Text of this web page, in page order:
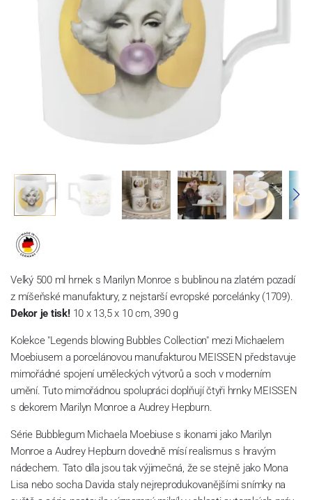
Velký 500 ml hrnek s Marilyn Monroe s bublinou na zlatém pozadí
z míšeňské manufaktury, z nejstarší evropské porcelánky (1709).
Dekor je tisk!10 x 13,5 x 10 cm, 390 g
Kolekce "Legends blowing Bubbles Collection" mezi Michaelem
Moebiusem a porcelánovou manufakturou MEISSEN představuje
mimořádné spojení uměleckých výtvorů a soch v moderním
umění. Tuto mimořádnou spolupráci doplňují čtyři hrnky MEISSEN
s dekorem Marilyn Monroe a Audrey Hepburn.
Série Bubblegum Michaela Moebiuse s ikonami jako Marilyn
Monroe a Audrey Hepburn dovedně mísí realismus s hravým
nádechem. Tato díla jsou tak výjimečná, že se stejně jako Mona
Lisa nebo socha Davida staly nejreprodukovanějšími snímky na